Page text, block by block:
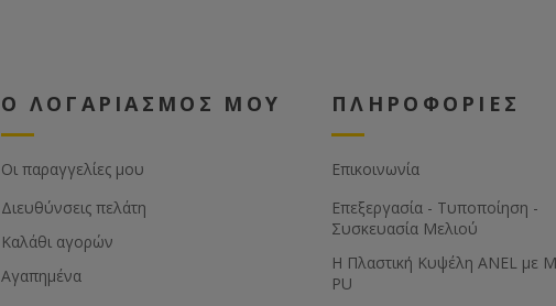
Ο ΛΟΓΑΡΙΑΣΜΟΣ ΜΟΥ
Οι παραγγελίες μου
Διευθύνσεις πελάτη
Καλάθι αγορών
Αγαπημένα
ΠΛΗΡΟΦΟΡΙΕΣ
Επικοινωνία
Επεξεργασία - Τυποποίηση -
Συσκευασία Μελιού
Η Πλαστική Κυψέλη ANEL με
PU